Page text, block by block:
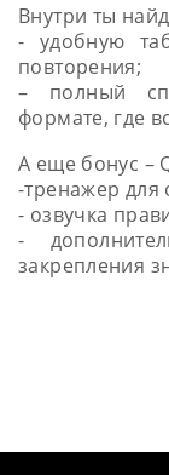
Внутри ты
- удобную
повторения;
– полный
формате, где
А еще бонус –
-тренажер для
- озвучка
-
закрепления